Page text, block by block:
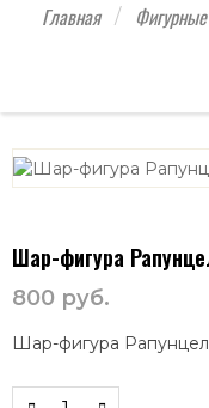
Главная
Шар-фигура
800 руб.
Шар-фигура